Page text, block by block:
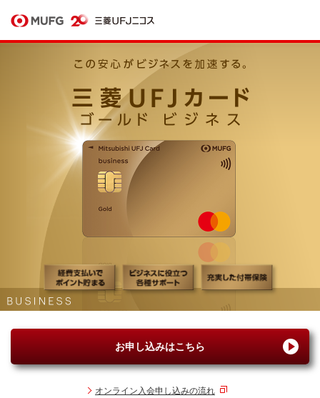
お申し込みはこちら
オンライン入会申し込みの流れ